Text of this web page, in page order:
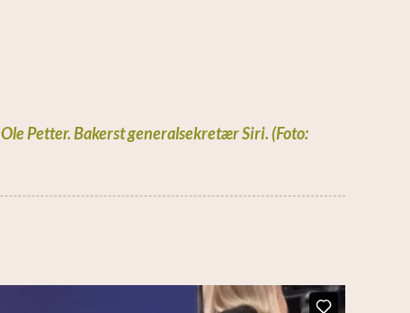
Petter. Bakerst generalsekretær Siri. (Foto: